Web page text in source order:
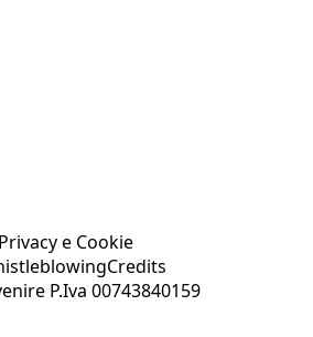
Privacy e Cookie
Credits
P.Iva 00743840159